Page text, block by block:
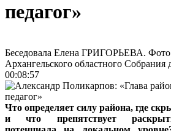
педагог»
Беседовала Елена ГРИГОРЬЕВА.
Архангельского областного Собрания
00:08:57
Что определяет силу района, где
и что препятствует